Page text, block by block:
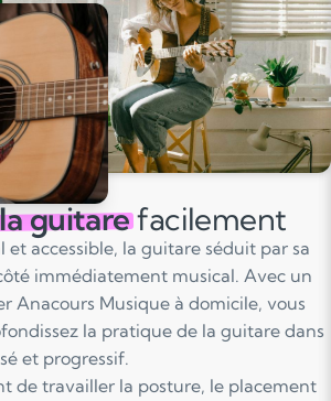
la guitarefacilement
accessible, la guitare séduit par sa
immédiatement musical. Avec un
Anacours Musique à domicile, vous
la pratique de la guitare dans
et progressif.
de travailler la posture, le placement